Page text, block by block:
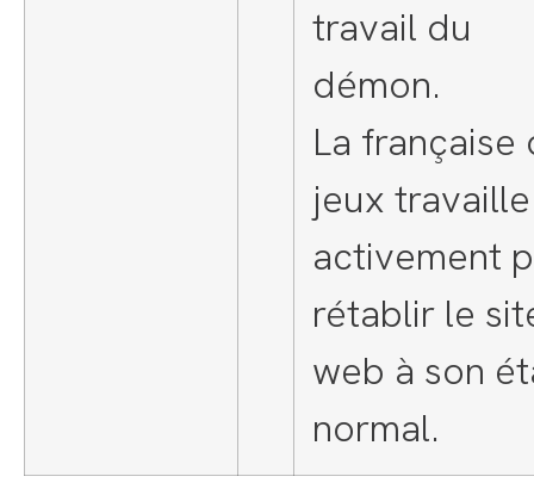
travail du
démon.
La française
jeux travaille
activement
rétablir le
web à son
normal.